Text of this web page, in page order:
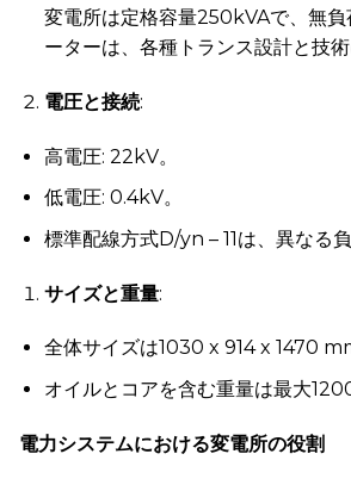
変電所は定格容量250kVAで、無
ーターは、各種トランス設計と技
電圧と接続:
高電圧: 22kV。
低電圧: 0.4kV。
標準配線方式D/yn – 11は、異なる
サイズと重量:
全体サイズは1030 x 914 x 1470
オイルとコアを含む重量は最大
電力システムにおける変電所の役割